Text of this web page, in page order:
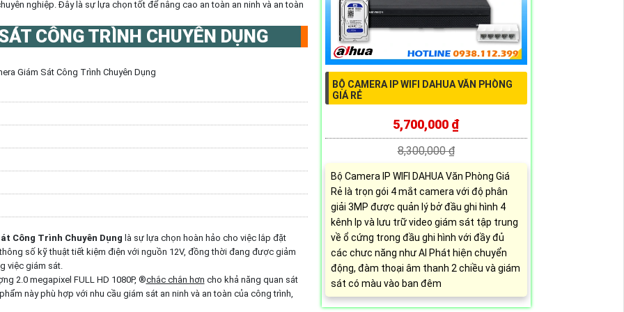
nghiệp. Đây là sự lựa chọn tốt để nâng cao an toàn an ninh và an toàn
CÔNG TRÌNH CHUYÊN DỤNG
Giám Sát Công Trình Chuyên Dụng
Công Trình Chuyên Dụng là sự lựa chọn hoàn hảo cho việc lắp đặt
số kỹ thuật tiết kiệm điện với nguồn 12V, đồng thời đang được giảm
việc giám sát.
2.0 megapixel FULL HD 1080P, ®️chắc chắn hơn cho khả năng quan sát
này phù hợp với nhu cầu giám sát an ninh và an toàn của công trình,
BỘ CAMERA IP WIFI DAHUA VĂN PHÒNG
GIÁ RẺ
5,700,000 ₫
8,300,000 ₫
Bộ Camera IP WIFI DAHUA Văn Phòng Giá
Rẻ là trọn gói 4 mắt camera với độ phân
giải 3MP được quản lý bở đầu ghi hình 4
kênh Ip và lưu trữ video giám sát tập trung
về ổ cứng trong đầu ghi hình với đầy đủ
các chưc năng như AI Phát hiện chuyển
động, đàm thoại âm thanh 2 chiều và giám
sát có màu vào ban đêm